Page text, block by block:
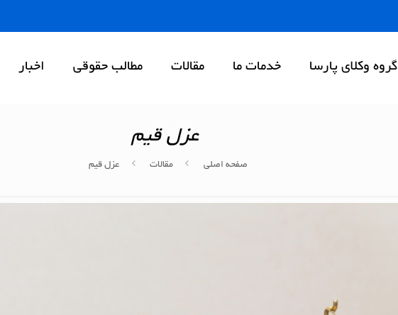
گروه وکلای پارسا خدمات ما مقالات مطالب حقوقی اخبار
عزل قیم
صفحه اصلی مقالات عزل قیم